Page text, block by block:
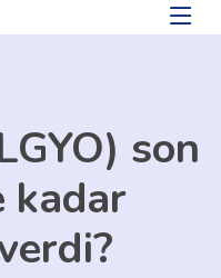
son
kadar